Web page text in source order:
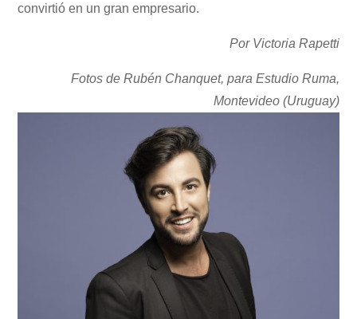
convirtió en un gran empresario.
Por Victoria Rapetti
Fotos de Rubén Chanquet, para Estudio Ruma,
Montevideo (Uruguay)